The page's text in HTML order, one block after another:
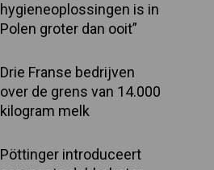
hygieneoplossingen is in
Polen groter dan ooit”
Drie Franse bedrijven
over de grens van 14.000
kilogram melk
Pöttinger introduceert